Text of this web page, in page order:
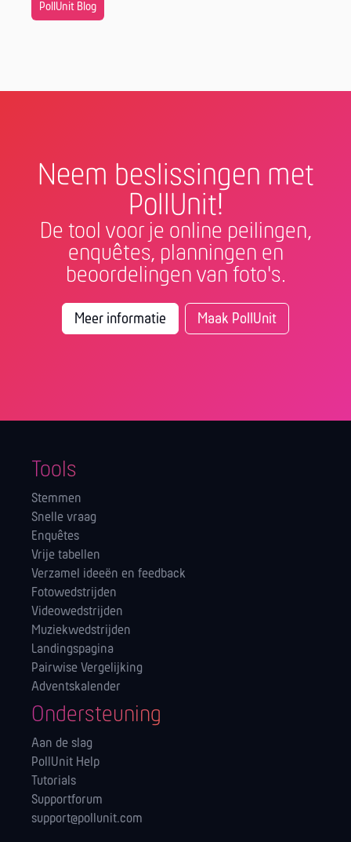
PollUnit Blog
Neem beslissingen met
PollUnit!
De tool voor je online peilingen,
enquêtes, planningen en
beoordelingen van foto's.
Meer informatie Maak PollUnit
Tools
Stemmen
Snelle vraag
Enquêtes
Vrije tabellen
Verzamel ideeën en feedback
Fotowedstrijden
Videowedstrijden
Muziekwedstrijden
Landingspagina
Pairwise Vergelijking
Adventskalender
Ondersteuning
Aan de slag
PollUnit Help
Tutorials
Supportforum
support@pollunit.com